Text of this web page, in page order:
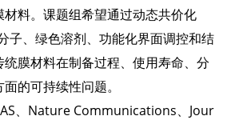
料。课题组希望通过动态共价化
子、绿色溶剂、功能化界面调控和结
膜材料在制备过程、使用寿命、分
的可持续性问题。
、Nature Communications、Jour